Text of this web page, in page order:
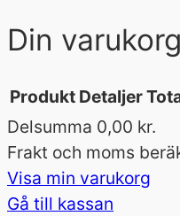
Din varukorg
Produkter
i
Produkt Detaljer
Delsumma 0,00 kr.
Frakt och moms
Visa min varukorg
Gå till kassan